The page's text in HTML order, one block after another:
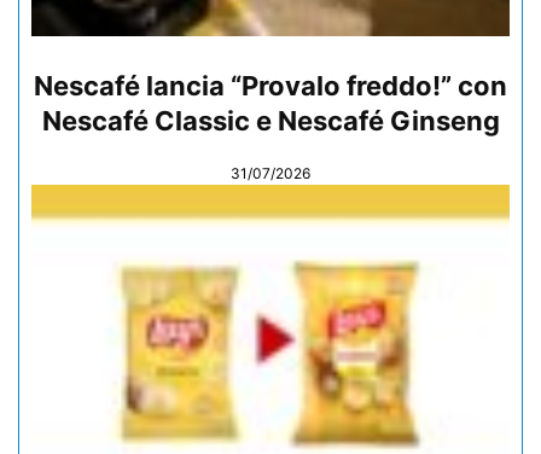
Nescafé lancia “Provalo freddo!” con
Nescafé Classic e Nescafé Ginseng
31/07/2026